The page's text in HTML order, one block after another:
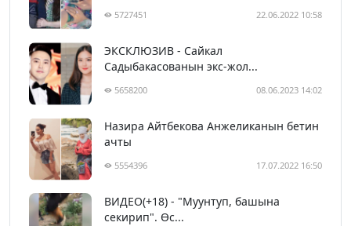
5727451 22.06.2022 10:58
ЭКСКЛЮЗИВ - Сайкал
Садыбакасованын экс-жол...
5658200 08.06.2023 14:02
Назира Айтбекова Анжеликанын бетин
ачты
5554396 17.07.2022 16:50
ВИДЕО(+18) - "Муунтуп, башына
секирип". Өс...